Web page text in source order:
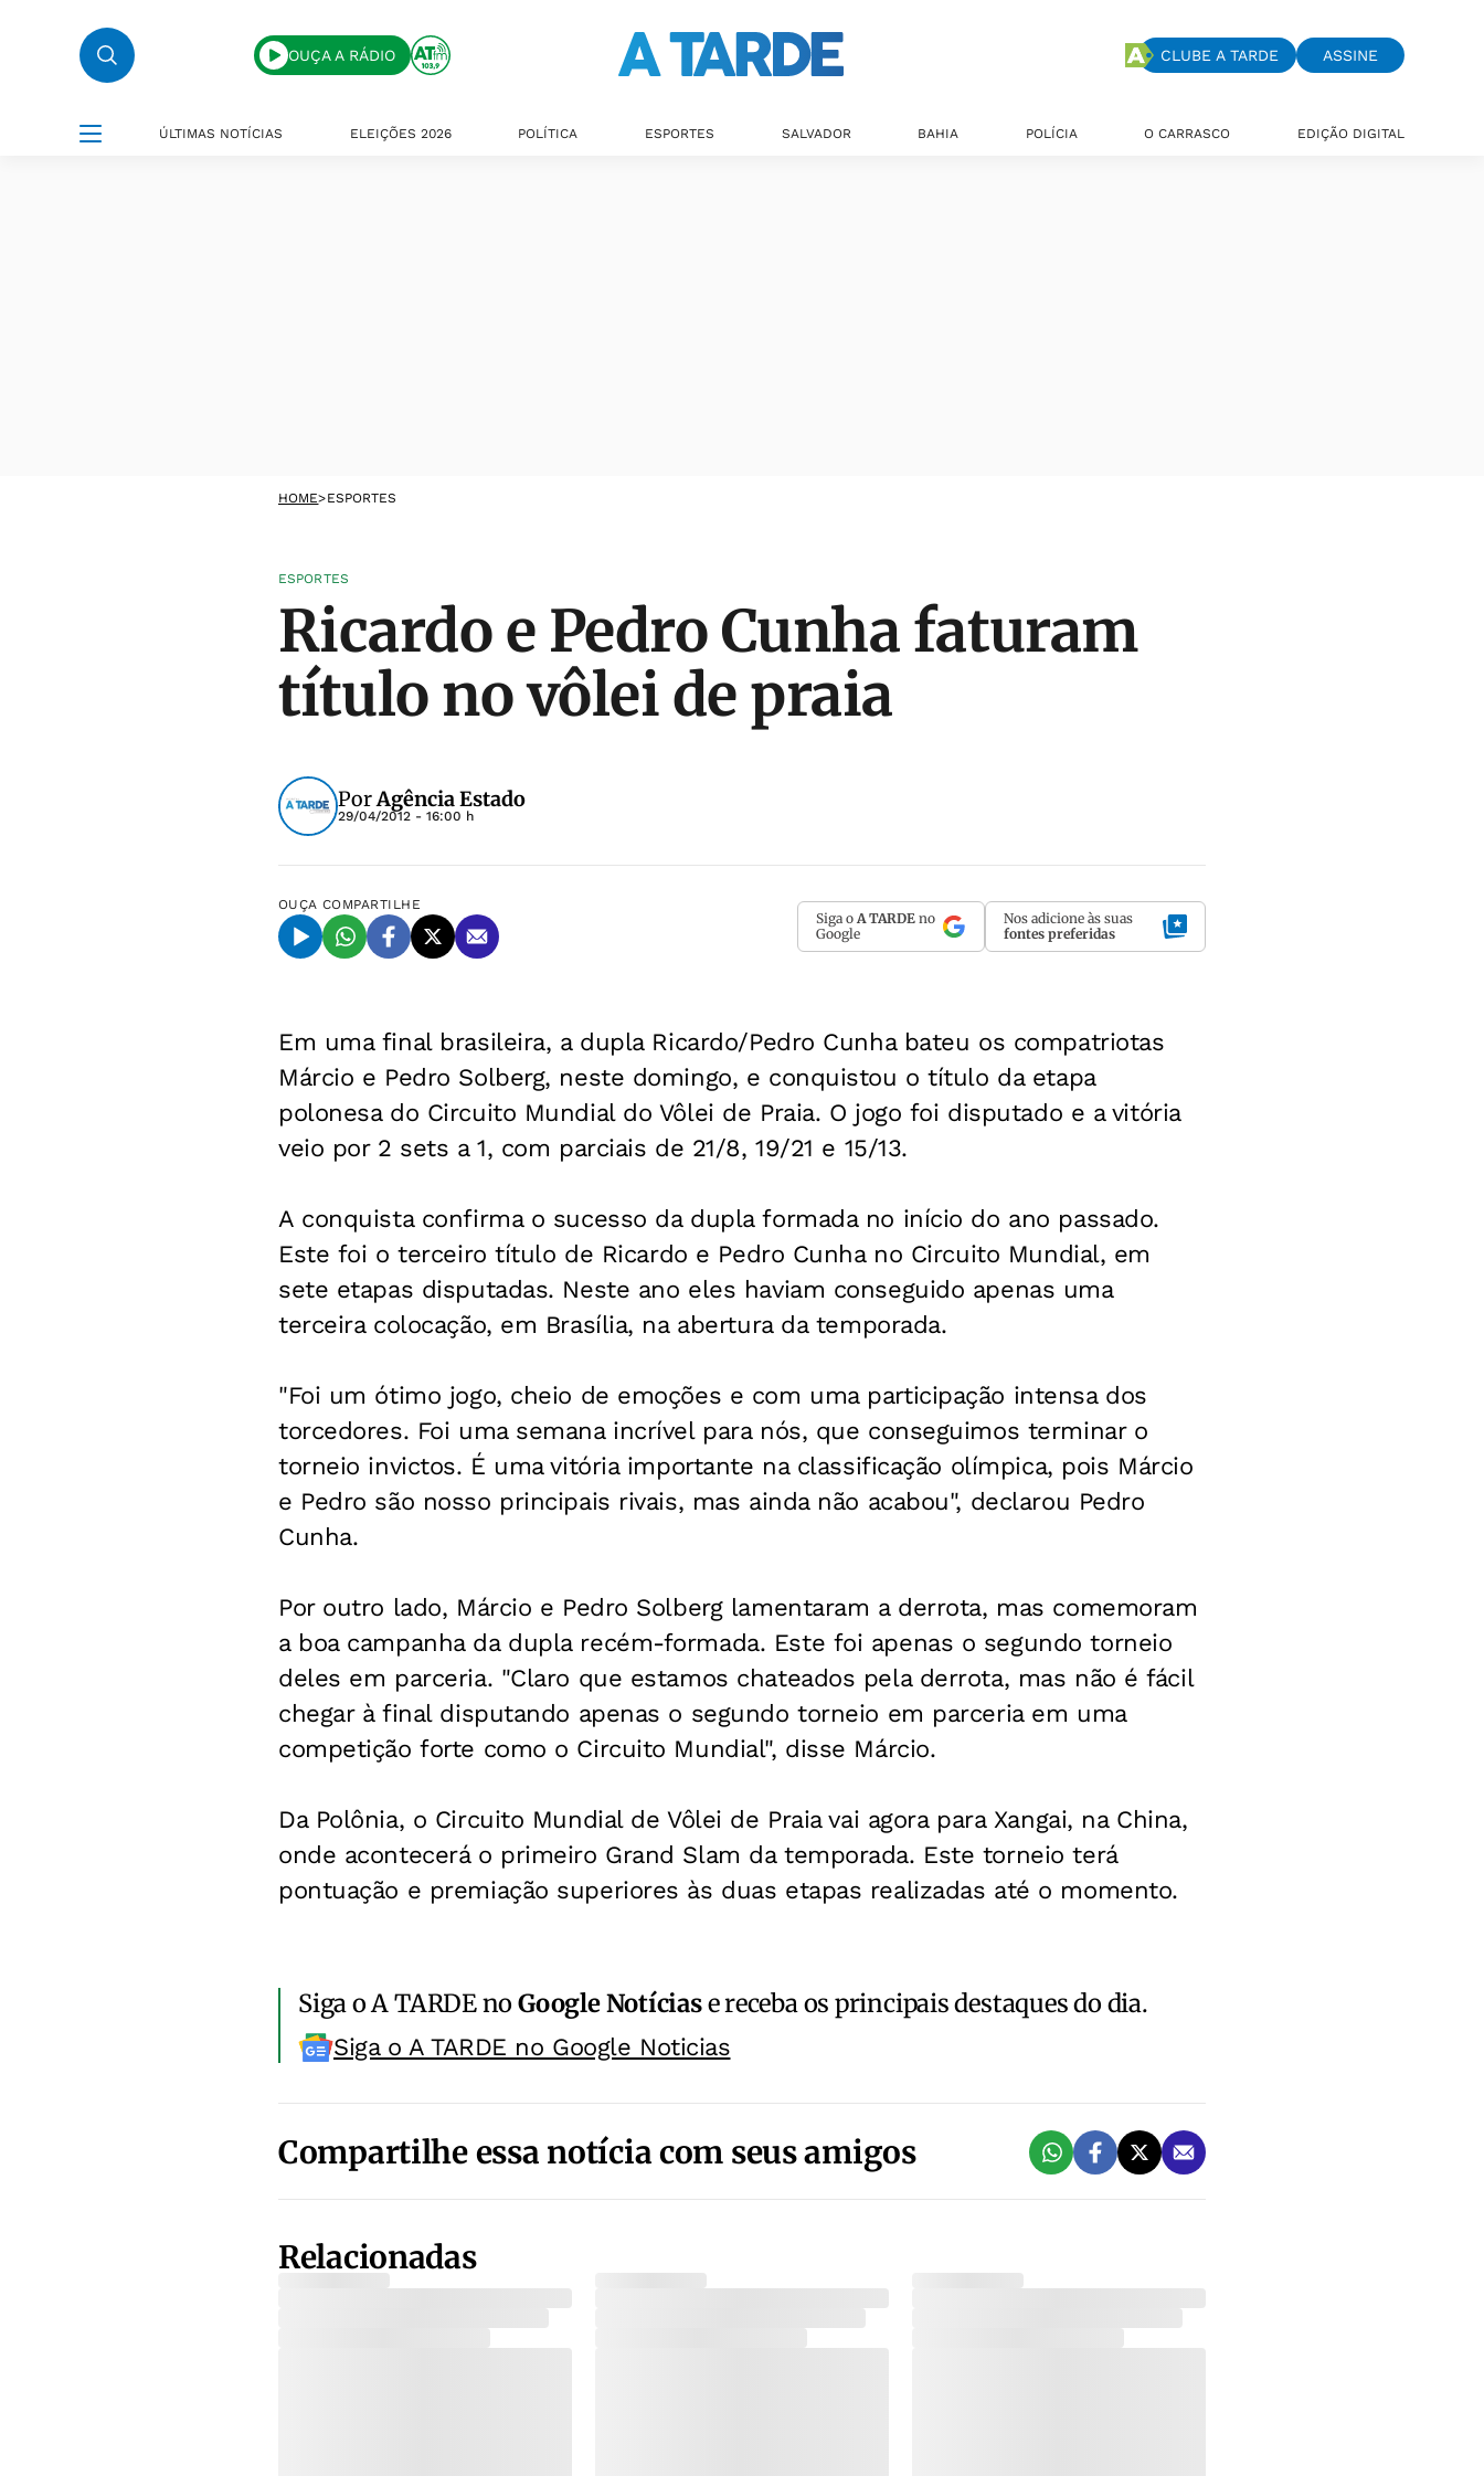
OUÇA A RÁDIO CLUBE A TARDE ASSINE
ÚLTIMAS NOTÍCIAS ELEIÇÕES 2026 POLÍTICA ESPORTES SALVADOR BAHIA POLÍCIA O CARRASCO EDIÇÃO DIGITAL
HOME>ESPORTES
ESPORTES
Ricardo e Pedro Cunha faturam
título no vôlei de praia
PorAgência Estado
29/04/2012 - 16:00 h
OUÇA COMPARTILHE
Siga o A TARDE no
Google
Nos adicione às suas
fontes preferidas
Em uma final brasileira, a dupla Ricardo/Pedro Cunha bateu os compatriotas
Márcio e Pedro Solberg, neste domingo, e conquistou o título da etapa
polonesa do Circuito Mundial do Vôlei de Praia. O jogo foi disputado e a vitória
veio por 2 sets a 1, com parciais de 21/8, 19/21 e 15/13.
A conquista confirma o sucesso da dupla formada no início do ano passado.
Este foi o terceiro título de Ricardo e Pedro Cunha no Circuito Mundial, em
sete etapas disputadas. Neste ano eles haviam conseguido apenas uma
terceira colocação, em Brasília, na abertura da temporada.
"Foi um ótimo jogo, cheio de emoções e com uma participação intensa dos
torcedores. Foi uma semana incrível para nós, que conseguimos terminar o
torneio invictos. É uma vitória importante na classificação olímpica, pois Márcio
e Pedro são nosso principais rivais, mas ainda não acabou", declarou Pedro
Cunha.
Por outro lado, Márcio e Pedro Solberg lamentaram a derrota, mas comemoram
a boa campanha da dupla recém-formada. Este foi apenas o segundo torneio
deles em parceria. "Claro que estamos chateados pela derrota, mas não é fácil
chegar à final disputando apenas o segundo torneio em parceria em uma
competição forte como o Circuito Mundial", disse Márcio.
Da Polônia, o Circuito Mundial de Vôlei de Praia vai agora para Xangai, na China,
onde acontecerá o primeiro Grand Slam da temporada. Este torneio terá
pontuação e premiação superiores às duas etapas realizadas até o momento.
Siga o A TARDE noGoogle Notíciase receba os principais destaques do dia.
Siga o A TARDE no Google Noticias
Compartilhe essa notícia com seus amigos
Relacionadas